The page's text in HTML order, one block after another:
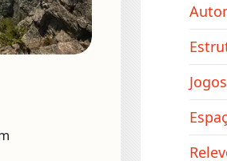
Jogos